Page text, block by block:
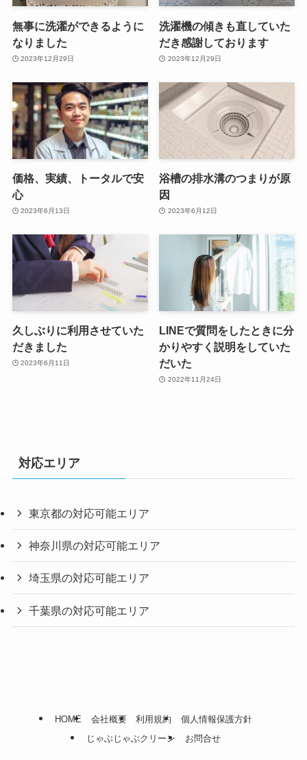
無事に洗濯ができるように
なりました
2023年12月29日
洗濯機の傾きも直していた
だき感謝しております
2023年12月29日
価格、実績、トータルで安
心
2023年6月13日
浴槽の排水溝のつまりが原
因
2023年6月12日
久しぶりに利用させていた
だきました
2023年6月11日
LINEで質問をしたときに分
かりやすく説明をしていた
だいた
2022年11月24日
対応エリア
東京都の対応可能エリア
神奈川県の対応可能エリア
埼玉県の対応可能エリア
千葉県の対応可能エリア
HOME 会社概要 利用規約
個人情報保護方針
じゃぶじゃぶクリーン
お問合せ